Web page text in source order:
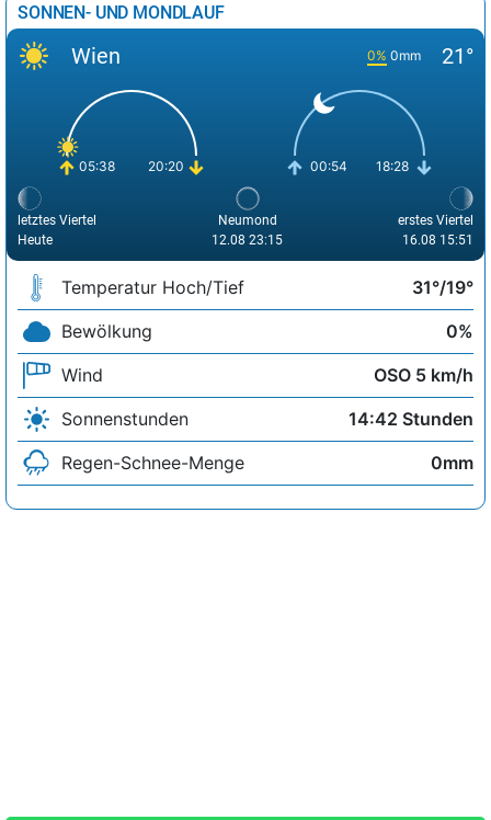
SONNEN- UND MONDLAUF
Wien 0% 0mm 21°
05:38 20:20 00:54 18:28
letztes Viertel
Heute
Neumond
12.08 23:15
erstes Viertel
16.08 15:51
Temperatur Hoch/Tief
31°/19°
Bewölkung
0%
Wind
OSO 5 km/h
Sonnenstunden
14:42 Stunden
Regen-Schnee-Menge
0mm